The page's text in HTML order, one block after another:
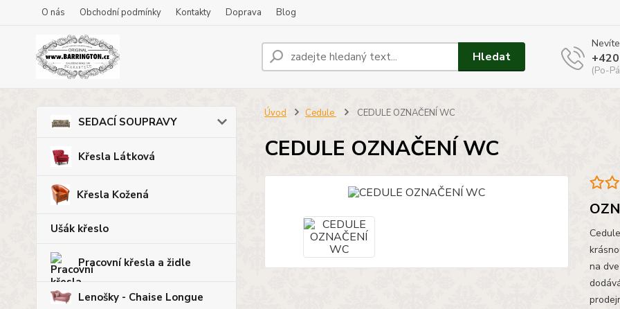
O nás Obchodní podmínky Kontakty Doprava Blog
Hledat
(Po-
SEDACÍ SOUPRAVY
Křesla Látková
Křesla Kožená
Ušák křeslo
Pracovní křesla a židle
Lenošky - Chaise Longue
Úvod Cedule CEDULE OZNAČENÍ WC
CEDULE OZNAČENÍ WC
na